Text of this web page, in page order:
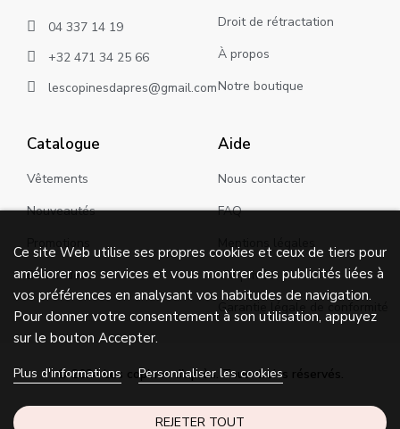
04 337 14 19
+32 471 34 25 66
lescopinesdapres@gmail.com
Droit de rétractation
À propos
Notre boutique
Catalogue
Vêtements
Nouveautés
Promotions
Bon cadeau
Aide
Nous contacter
FAQ
Mentions légales
Vie privée
Garantie légale de conformité
© 2024 Les copines d'après. Tous droits réservés.
Ce site Web utilise ses propres cookies et ceux de tiers pour
améliorer nos services et vous montrer des publicités liées à
vos préférences en analysant vos habitudes de navigation.
Pour donner votre consentement à son utilisation, appuyez
sur le bouton Accepter.
Plus d'informations Personnaliser les cookies
REJETER TOUT